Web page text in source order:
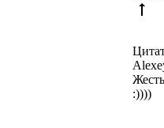
Жесть
:))))